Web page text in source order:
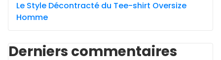
Le Style Décontracté du Tee-shirt Oversize
Homme
Derniers commentaires